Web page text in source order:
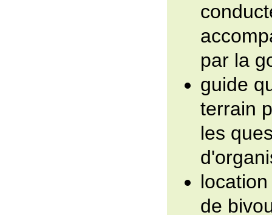
par la
guide
terrain
les
de